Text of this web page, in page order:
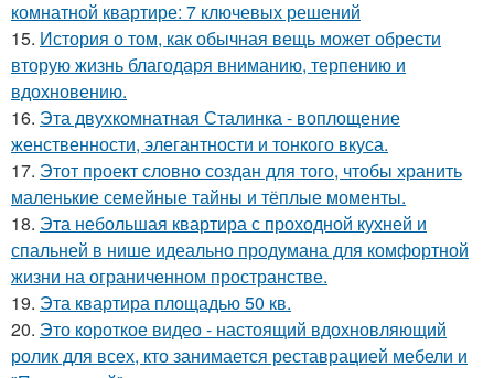
комнатной квартире: 7 ключевых решений
15. История о том, как обычная вещь может обрести
вторую жизнь благодаря вниманию, терпению и
вдохновению.
16. Эта двухкомнатная Сталинка - воплощение
женственности, элегантности и тонкого вкуса.
17. Этот проект словно создан для того, чтобы хранить
маленькие семейные тайны и тёплые моменты.
18. Эта небольшая квартира с проходной кухней и
спальней в нише идеально продумана для комфортной
жизни на ограниченном пространстве.
19. Эта квартира площадью 50 кв.
20. Это короткое видео - настоящий вдохновляющий
ролик для всех, кто занимается реставрацией мебели и